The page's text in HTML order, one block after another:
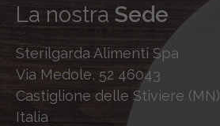
La nostra Sede
Sterilgarda Alimenti Spa
Via Medole, 52 46043
Castiglione delle Stiviere (MN)
Italia